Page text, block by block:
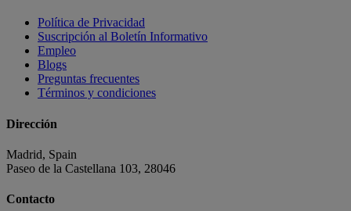
Política de Privacidad
Suscripción al Boletín Informativo
Empleo
Blogs
Preguntas frecuentes
Términos y condiciones
Dirección
Madrid, Spain
Paseo de la Castellana 103, 28046
Contacto